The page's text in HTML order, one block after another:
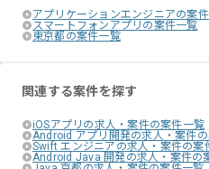
アプリケーションエンジニアの案
スマートフォンアプリの案件一覧
東京都の案件一覧
関連する案件を探す
iOSアプリの求人・案件の案件一覧
Android アプリ開発の求人・案件
Swift エンジニアの求人・案件の案
Android Java 開発の求人・案件の